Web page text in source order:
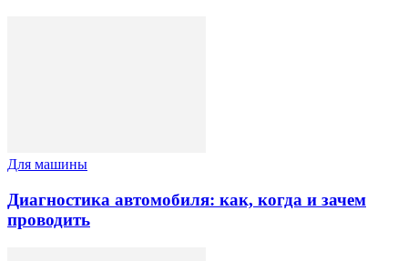
Для машины
Диагностика автомобиля: как, когда и зачем
проводить